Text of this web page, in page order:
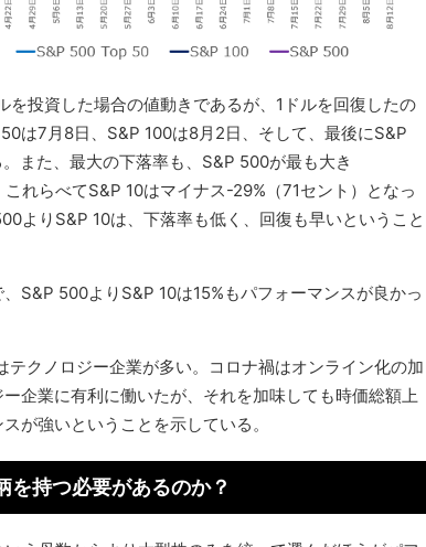
を投資した場合の値動きであるが、1ドルを回復したの
は7月8日、S&P 100は8月2日、そして、最後にS&P
また、最大の下落率も、S&P 500が最も大き
れらべてS&P 10はマイナス-29%（71セント）となっ
よりS&P 10は、下落率も低く、回復も早いということ
S&P 500よりS&P 10は15%もパフォーマンスが良かっ
テクノロジー企業が多い。コロナ禍はオンライン化の加
企業に有利に働いたが、それを加味しても時価総額上
が強いということを示している。
持つ必要があるのか？